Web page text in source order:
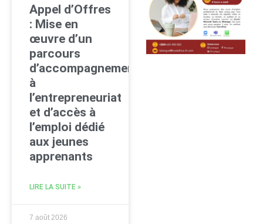
Appel d’Offres
: Mise en
œuvre d’un
parcours
d’accompagnement
à
l’entrepreneuriat
et d’accès à
l’emploi dédié
aux jeunes
apprenants
LIRE LA SUITE »
7 août 2026